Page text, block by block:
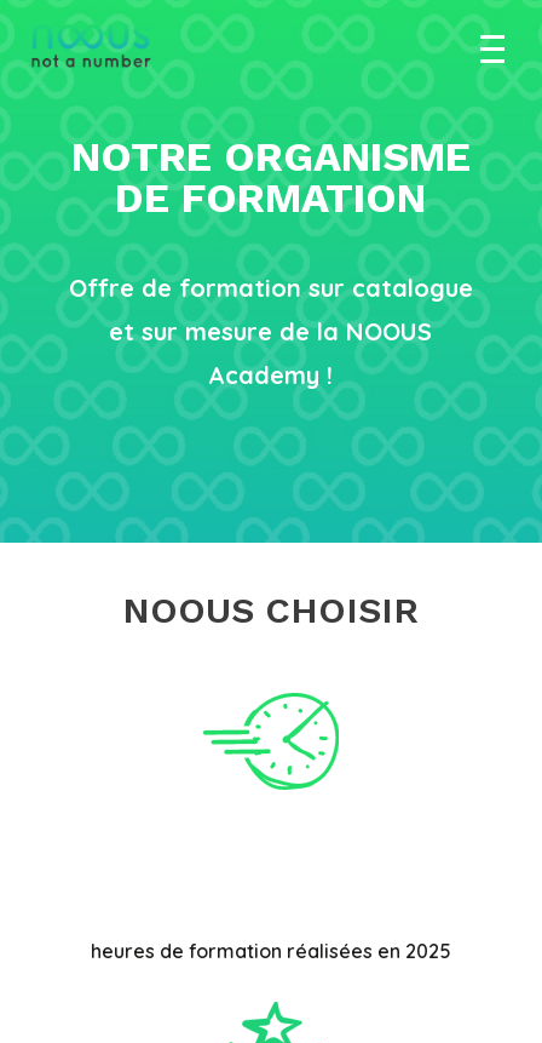
NOTRE ORGANISME
DE FORMATION
Offre de formation sur catalogue
et sur mesure de la NOOUS
Academy !
NOOUS CHOISIR
heures de formation réalisées en 2025